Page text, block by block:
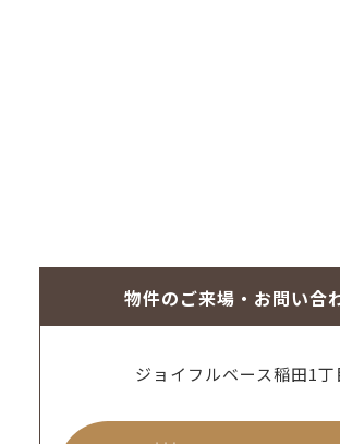
物件のご来場・お問い合
ジョイフルベース稲田1丁